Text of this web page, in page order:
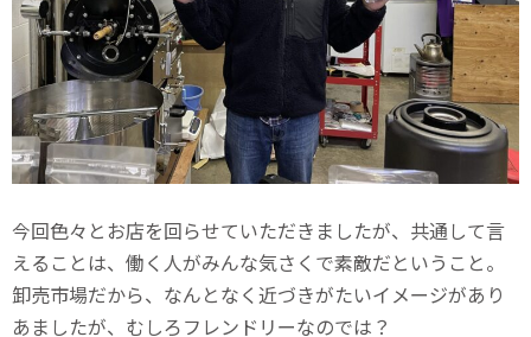
今回色々とお店を回らせていただきましたが、共通して言
えることは、働く人がみんな気さくで素敵だということ。
卸売市場だから、なんとなく近づきがたいイメージがあり
あましたが、むしろフレンドリーなのでは？